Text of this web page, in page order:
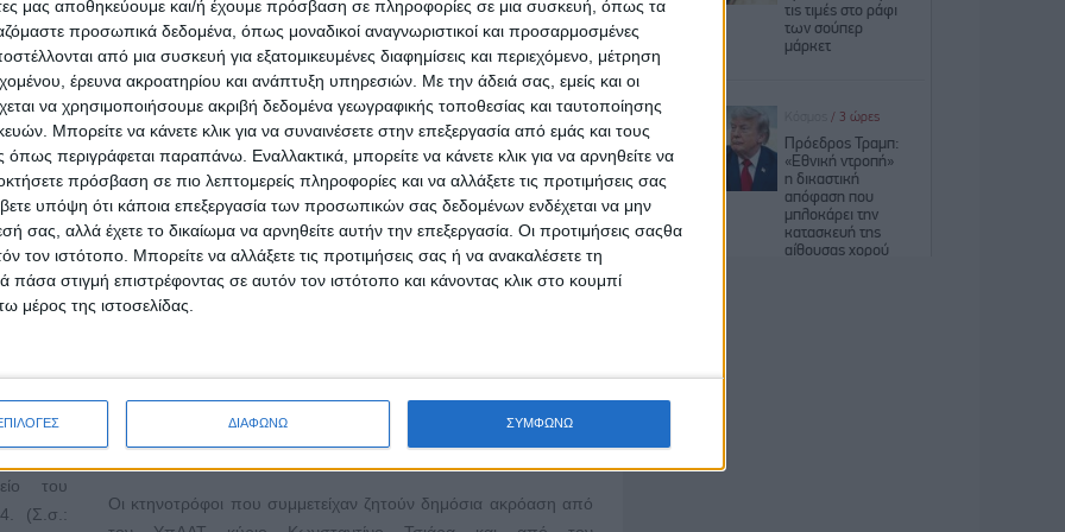
μας αποθηκεύουμε και/ή έχουμε πρόσβαση σε πληροφορίες σε μια συσκευή, όπως τα
προσωπικά δεδομένα, όπως μοναδικοί αναγνωριστικοί και προσαρμοσμένες
από μια συσκευή για εξατομικευμένες διαφημίσεις και περιεχόμενο, μέτρηση
έρευνα ακροατηρίου και ανάπτυξη υπηρεσιών. Με την άδειά σας, εμείς και οι
να χρησιμοποιήσουμε ακριβή δεδομένα γεωγραφικής τοποθεσίας και ταυτοποίησης
Μπορείτε να κάνετε κλικ για να συναινέσετε στην επεξεργασία από εμάς και τους
περιγράφεται παραπάνω. Εναλλακτικά, μπορείτε να κάνετε κλικ για να αρνηθείτε να
πρόσβαση σε πιο λεπτομερείς πληροφορίες και να αλλάξετε τις προτιμήσεις σας
υπόψη ότι κάποια επεξεργασία των προσωπικών σας δεδομένων ενδέχεται να μην
σας, αλλά έχετε το δικαίωμα να αρνηθείτε αυτήν την επεξεργασία. Οι προτιμήσεις σαςθα
τον ιστότοπο. Μπορείτε να αλλάξετε τις προτιμήσεις σας ή να ανακαλέσετε τη
στιγμή επιστρέφοντας σε αυτόν τον ιστότοπο και κάνοντας κλικ στο κουμπί
μέρος της ιστοσελίδας.
ΔΙΑΦΩΝΩ ΣΥΜΦΩΝΩ
της EE
στις
τους
του
(Σ.σ.:
Οι κτηνοτρόφοι επιζητούν συμφωνημένη παρέμβαση
Δημοσιεύθηκε : Παρασκευή, 29 Νοεμβρίου 2024 11:44
Πραγματοποιήθηκε
στις 21/11/2024
ανοιχτή δημόσια
διαδικτυακή
Συλλόγου Περιφέρειας Αττικής «Άγιος Γεώργιος»
https://www.facebook.com/100063644853541/videos/982041027084722
Οι κτηνοτρόφοι που συμμετείχαν ζητούν δημόσια ακρόαση από